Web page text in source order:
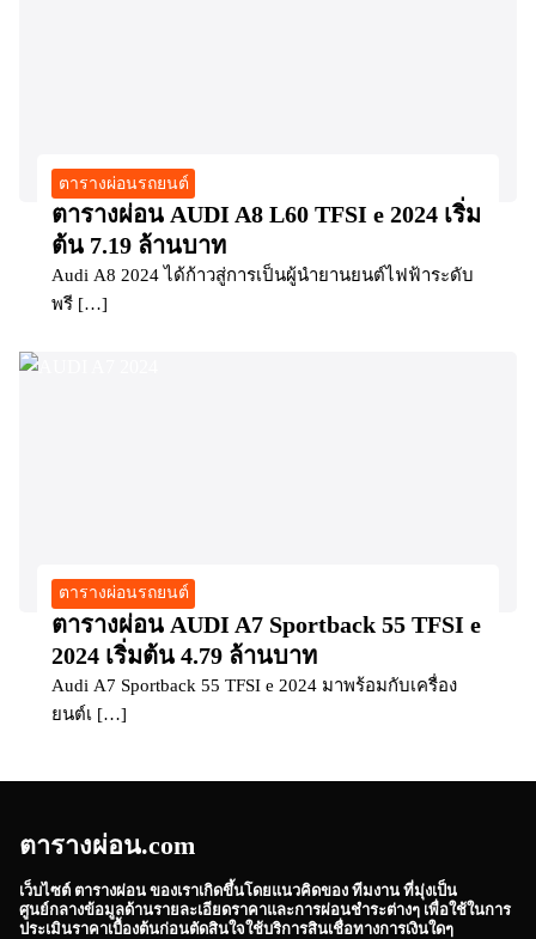
ตารางผ่อนรถยนต์
ตารางผ่อน AUDI A8 L60 TFSI e 2024 เริ่ม
ต้น 7.19 ล้านบาท
Audi A8 2024 ได้ก้าวสู่การเป็นผู้นำยานยนต์ไฟฟ้าระดับ
พรี […]
ตารางผ่อนรถยนต์
ตารางผ่อน AUDI A7 Sportback 55 TFSI e
2024 เริ่มต้น 4.79 ล้านบาท
Audi A7 Sportback 55 TFSI e 2024 มาพร้อมกับเครื่อง
ยนต์เ […]
ตารางผ่อน.com
เว็บไซต์ ตารางผ่อน ของเราเกิดขึ้นโดยแนวคิดของ ทีมงาน ที่มุ่งเป็น
ศูนย์กลางข้อมูลด้านรายละเอียดราคาและการผ่อนชำระต่างๆ เพื่อใช้ในการ
ประเมินราคาเบื้องต้นก่อนตัดสินใจใช้บริการสินเชื่อทางการเงินใดๆ